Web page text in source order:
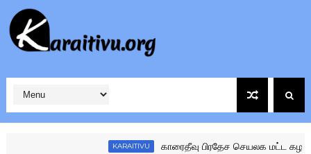
KARAITIVU காரைதீவு பிரதேச செயலக மட்ட